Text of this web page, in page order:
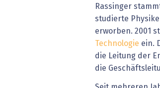
Rassinger
studierte
erworben. 2001
Technologie ein.
die Leitung der
die